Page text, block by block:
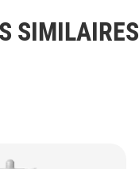
SIMILAIRES